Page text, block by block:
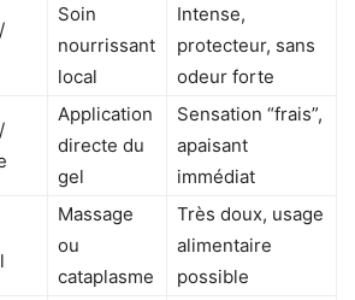
Soin
nourrissant
local
Intense,
protecteur, sans
odeur forte
Application
directe du
gel
Sensation “frais”,
apaisant
immédiat
Massage
ou
cataplasme
Très doux, usage
alimentaire
possible